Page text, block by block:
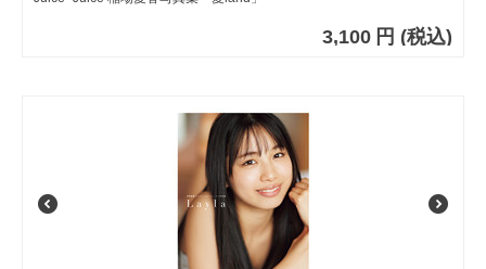
3,100 円 (税込)